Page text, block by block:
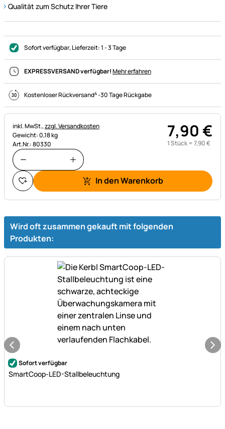
Qualität zum Schutz Ihrer Tiere
Sofort verfügbar, Lieferzeit:1 - 3 Tage
EXPRESSVERSAND verfügbar!Mehr erfahren
Kostenloser Rückversand4-30 Tage Rückgabe
Steuerhinweis:
inkl. MwSt.,zzgl. Versandkosten
Gewicht: 0,18 kg
Art.Nr.: 80330
7,90€
1 Stück =7,90€
In den Warenkorb
Wird oft zusammen gekauft mit folgenden
Produkten:
Noch keine Bewertungen abgegeben
Sofort verfügbar
SmartCoop-LED-Stallbeleuchtung